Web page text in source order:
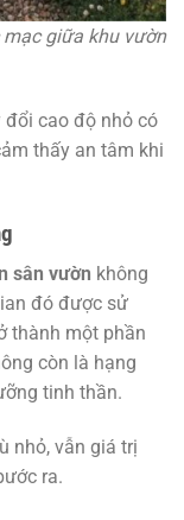
giữa khu vườn
đổi cao độ nhỏ có
thấy an tâm khi
sân vườn không
đó được sử
thành một phần
còn là hạng
tinh thần.
nhỏ, vẫn giá trị
ra.